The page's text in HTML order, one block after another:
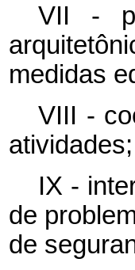
VII -
medidas
VIII -
atividades;
IX -
de
de